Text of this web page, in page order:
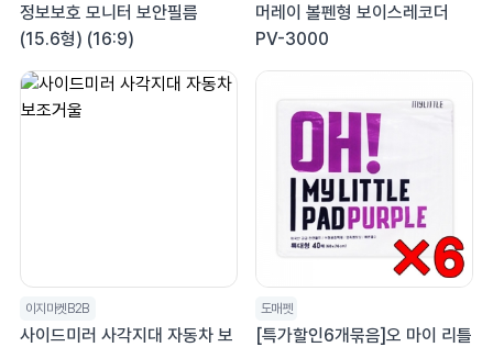
정보보호 모니터 보안필름
(15.6형) (16:9)
머레이 볼펜형 보이스레코더
PV-3000
이지마켓B2B
사이드미러 사각지대 자동차 보
도매펫
[특가할인6개묶음]오 마이 리틀